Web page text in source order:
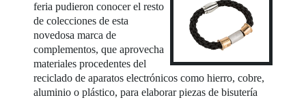
feria pudieron conocer el resto
de colecciones de esta
novedosa marca de
complementos, que aprovecha
materiales procedentes del
reciclado de aparatos electrónicos como hierro, cobre,
aluminio o plástico, para elaborar piezas de bisutería